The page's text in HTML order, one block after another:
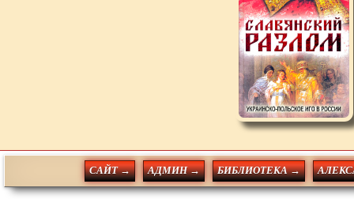
САЙТ → АДМИН → БИБЛИОТЕКА →